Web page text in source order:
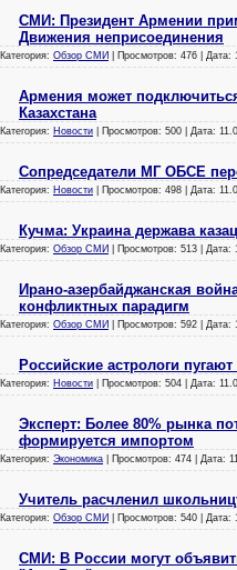
СМИ: Президент Армении
Движения неприсоединения
Категория: Обзор СМИ | Просмотров: 476 | Дата:
Армения может
Казахстана
Категория: Новости | Просмотров: 500 | Дата:
Сопредседатели МГ ОБСЕ
Категория: Новости | Просмотров: 498 | Дата:
Кучма: Украина держава
Категория: Обзор СМИ | Просмотров: 513 | Дата:
Ирано-азербайджанская
конфликтных парадигм
Категория: Обзор СМИ | Просмотров: 592 | Дата:
Российские астрологи
Категория: Новости | Просмотров: 504 | Дата:
Эксперт: Более 80% рынка
формируется импортом
Категория: Экономика | Просмотров: 474 | Дата:
Учитель расчленил
Категория: Обзор СМИ | Просмотров: 540 | Дата:
СМИ: В России могут